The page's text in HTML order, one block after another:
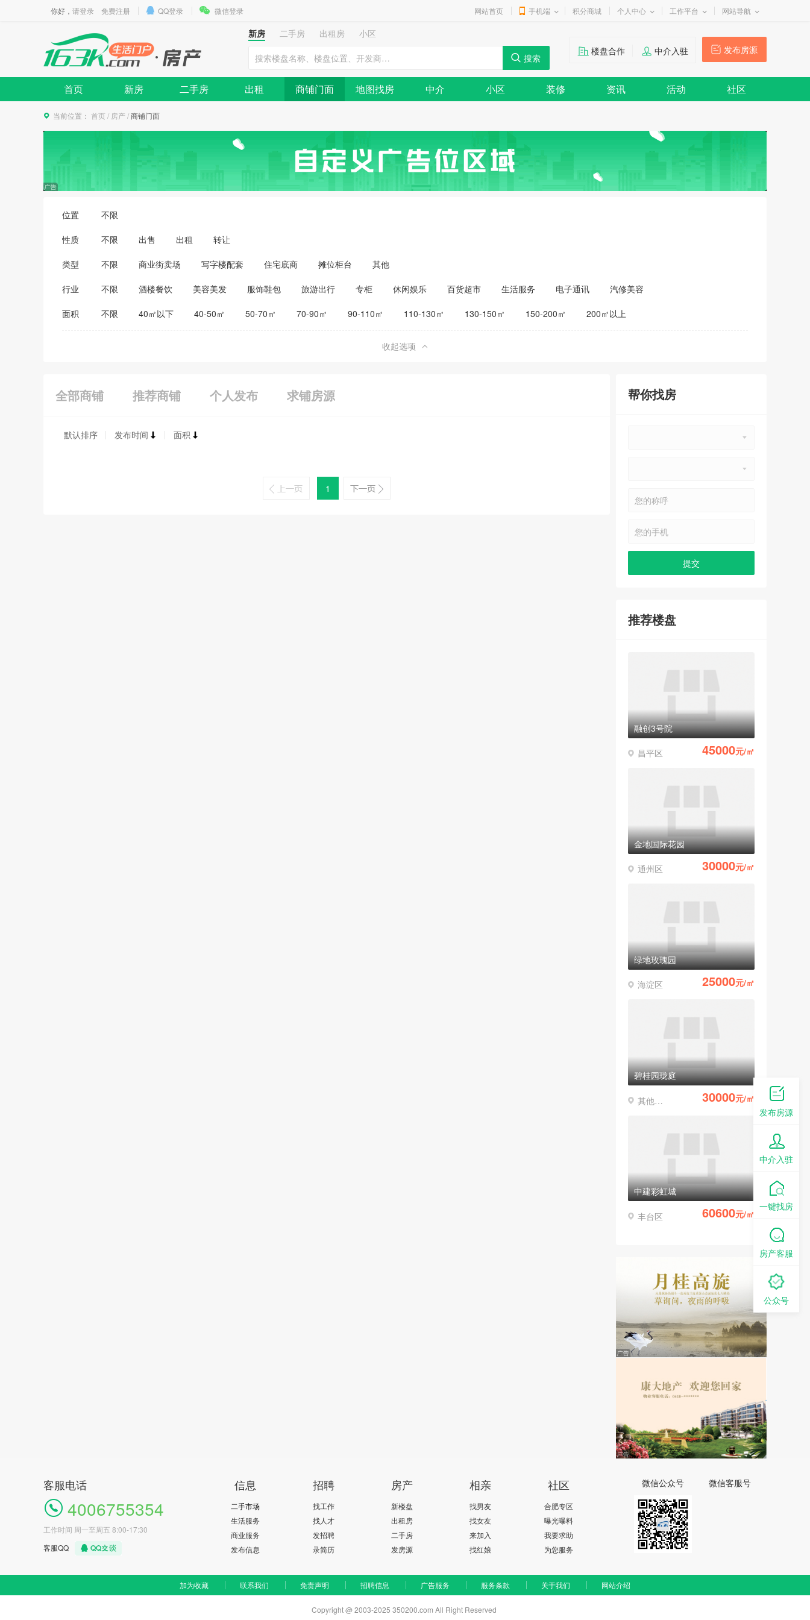
你好， 请登录 免费注册 QQ登录 微信登录 网站首页 手机端 积分商城 个人中心 工作平台 网站导航
新房 二手房 出租房
小区
发布房源
楼盘合作 中介入驻
首页 新房 二手房 出租 商铺门面 地图找房 中介 小区 装修 资讯 活动 社区
当前位置： 首页 / 房产/商铺门面
位置 不限
性质 不限 出售 出租 转让
类型 不限 商业街卖场 写字楼配套 住宅底商 摊位柜台 其他
行业 不限 酒楼餐饮 美容美发 服饰鞋包 旅游出行 专柜 休闲娱乐 百货超市 生活服务 电子通讯
汽修美容
医药保健
家居建材
面积 不限 40㎡以下 40-50㎡ 50-70㎡ 70-90㎡ 90-110㎡ 110-130㎡ 130-150㎡ 150-200㎡ 200㎡以上
收起选项
全部商铺 推荐商铺 个人发布 求铺房源
默认排序 发布时间 面积
1
帮你找房
推荐楼盘
融创3号院
昌平区 45000元/㎡
金地国际花园
通州区 30000元/㎡
绿地玫瑰园
海淀区 25000元/㎡
碧桂园珑庭
其他区县 30000元/㎡
中建彩虹城
丰台区 60600元/㎡
客服电话
4006755354
工作时间 周一至周五 8:00-17:30
客服QQ
信息
二手市场
生活服务
商业服务
发布信息
招聘
找工作
找人才
发招聘
录简历
房产
新楼盘
出租房
二手房
发房源
相亲
找男友
找女友
来加入
找红娘
社区
合肥专区
曝光曝料
我要求助
为您服务
微信公众号 微信客服号
加为收藏 联系我们 免责声明 招聘信息 广告服务 服务条款 关于我们 网站介绍
Copyright @ 2003-2025 350200.com All Right Reserved
发布房源
中介入驻
一键找房
房产客服
公众号